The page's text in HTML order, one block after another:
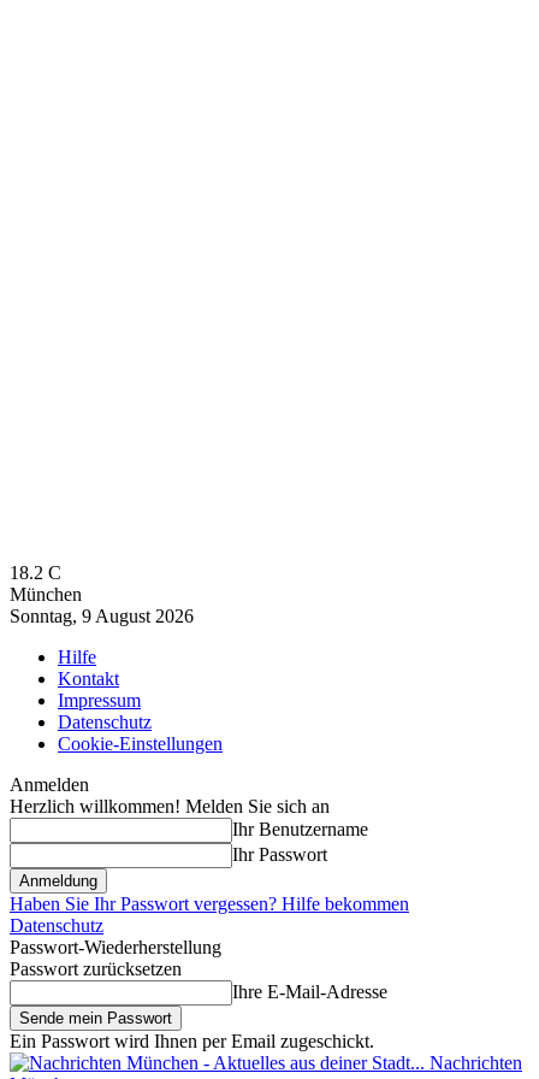
18.2 C
München
Sonntag, 9 August 2026
Hilfe
Kontakt
Impressum
Datenschutz
Cookie-Einstellungen
Anmelden
Herzlich willkommen! Melden Sie sich an
Ihr Benutzername
Ihr Passwort
Haben Sie Ihr Passwort vergessen? Hilfe bekommen
Datenschutz
Passwort-Wiederherstellung
Passwort zurücksetzen
Ihre E-Mail-Adresse
Ein Passwort wird Ihnen per Email zugeschickt.
Nachrichten